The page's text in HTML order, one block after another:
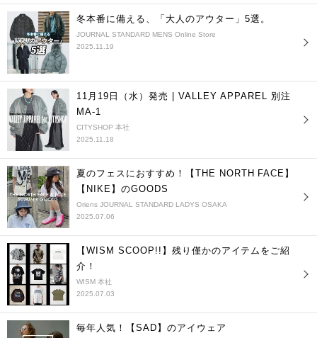
冬本番に備える、「大人のアウター」5選。
JOURNAL STANDARD MENS Online Store
2025.11.19
11月19日（水）発売 | VALLEY APPAREL 別注
MA-1
CITYSHOP 本社
2025.11.18
夏のフェスにおすすめ！【THE NORTH FACE】
【NIKE】のGOODS
Oriens JOURNAL STANDARD LADYS OSAKA
2025.07.06
【WISM SCOOP!!】残り僅かのアイテムをご紹
介！
WISM 本社
2025.07.03
毎年人気！【SAD】のアイウェア